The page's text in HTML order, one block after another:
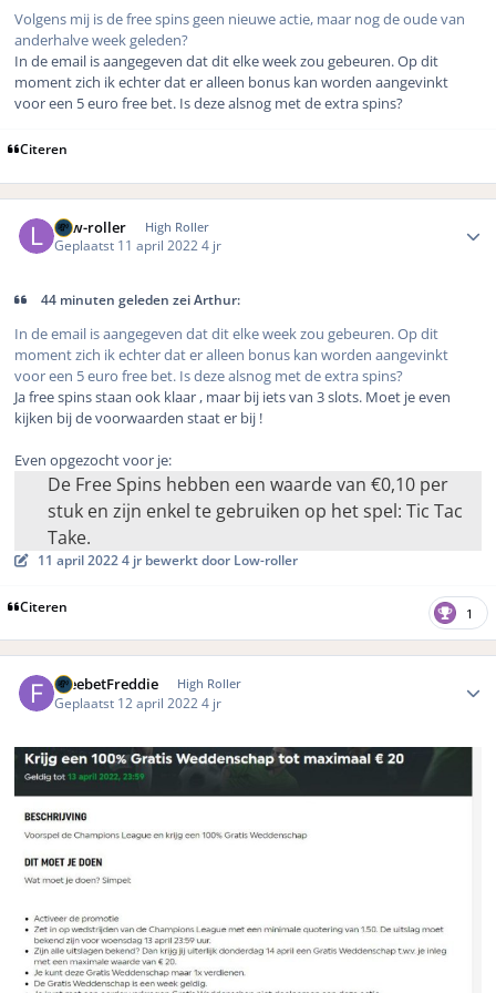
Volgens mij is de free spins geen nieuwe actie, maar nog de oude van
anderhalve week geleden?
In de email is aangegeven dat dit elke week zou gebeuren. Op dit
moment zich ik echter dat er alleen bonus kan worden aangevinkt
voor een 5 euro free bet. Is deze alsnog met de extra spins?
Citeren
Low-roller High Roller
Geplaatst 11 april 20224 jr
44 minuten geleden zei Arthur:
In de email is aangegeven dat dit elke week zou gebeuren. Op dit
moment zich ik echter dat er alleen bonus kan worden aangevinkt
voor een 5 euro free bet. Is deze alsnog met de extra spins?
Ja free spins staan ook klaar , maar bij iets van 3 slots. Moet je even
kijken bij de voorwaarden staat er bij !
Even opgezocht voor je:
De Free Spins hebben een waarde van €0,10 per
stuk en zijn enkel te gebruiken op het spel: Tic Tac
Take.
11 april 20224 jr bewerkt door Low-roller
Citeren 1
FreebetFreddie High Roller
Geplaatst 12 april 20224 jr